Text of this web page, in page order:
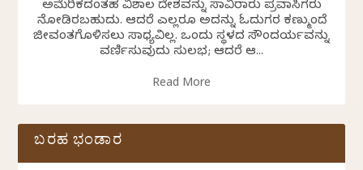
ಅಮೆರಿಕದಂತಹ ವಿಶಾಲ ದೇಶವನ್ನು ಸಾವಿರಾರು ಪ್ರವಾಸಿಗರು
ನೋಡಿರಬಹುದು. ಆದರೆ ಎಲ್ಲರೂ ಅದನ್ನು ಓದುಗರ ಕಣ್ಮುಂದೆ
ಜೀವಂತಗೊಳಿಸಲು ಸಾಧ್ಯವಿಲ್ಲ. ಒಂದು ಸ್ಥಳದ ಸೌಂದರ್ಯವನ್ನು
ವರ್ಣಿಸುವುದು ಸುಲಭ; ಆದರೆ ಆ...
Read More
ಬರಹ ಭಂಡಾರ